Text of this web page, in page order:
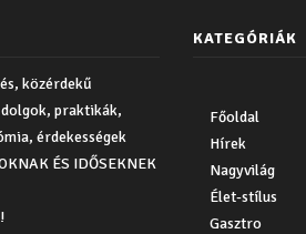
közérdekű
praktikák,
érdekességek
ÉS IDŐSEKNEK
KATEGÓRIÁK
Főoldal
Hírek
Nagyvilág
Élet-stílus
Gasztro